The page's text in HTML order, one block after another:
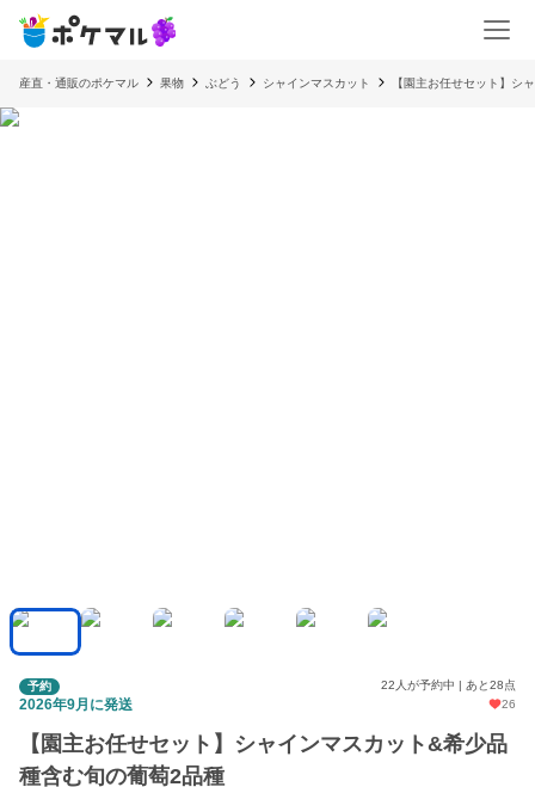
産直・通販のポケマル 果物 ぶどう シャインマスカット 【園主お任せセット】
予約 22人が予約中 | あと28点
2026年9月に発送 26
【園主お任せセット】シャインマスカット&希少品
種含む旬の葡萄2品種